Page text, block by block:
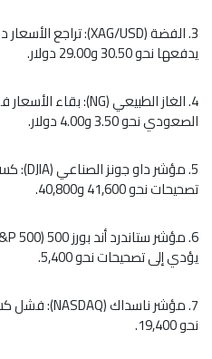
يدفعها نحو 30.50 و29.00 دولار.
الصعودي نحو 3.50 و4.00 دولار.
تصحيحات نحو 41,600 و40,800.
يؤدي إلى تصحيحات نحو 5,400.
نحو 19,400.